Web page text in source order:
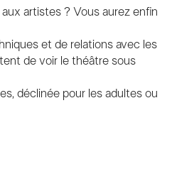
artistes ? Vous aurez enfin
et de relations avec les
de voir le théâtre sous
déclinée pour les adultes ou